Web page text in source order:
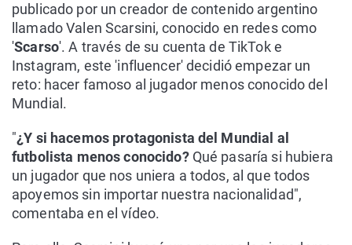
publicado por un creador de contenido argentino
llamado Valen Scarsini, conocido en redes como
'Scarso'. A través de su cuenta de TikTok e
Instagram, este 'influencer' decidió empezar un
reto: hacer famoso al jugador menos conocido del
Mundial.
"¿Y si hacemos protagonista del Mundial al
futbolista menos conocido?Qué pasaría si hubiera
un jugador que nos uniera a todos, al que todos
apoyemos sin importar nuestra nacionalidad",
comentaba en el vídeo.